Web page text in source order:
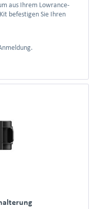
aus Ihrem Lowrance-
befestigen Sie Ihren